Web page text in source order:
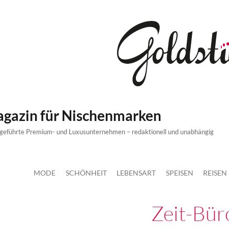
für Nischenmarken
Premium- und Luxusunternehmen – redaktionell und unabhängig
MODE SCHÖNHEIT LEBENSART SPEISEN REISEN
Zeit-